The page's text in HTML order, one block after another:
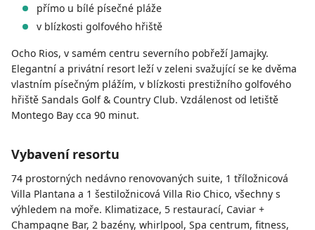
přímo u bílé písečné pláže
v blízkosti golfového hřiště
Ocho Rios, v samém centru severního pobřeží Jamajky.
Elegantní a privátní resort leží v zeleni svažující se ke dvěma
vlastním písečným plážím, v blízkosti prestižního golfového
hřiště Sandals Golf & Country Club. Vzdálenost od letiště
Montego Bay cca 90 minut.
Vybavení resortu
74 prostorných nedávno renovovaných suite, 1 tříložnicová
Villa Plantana a 1 šestiložnicová Villa Rio Chico, všechny s
výhledem na moře. Klimatizace, 5 restaurací, Caviar +
Champagne Bar, 2 bazény, whirlpool, Spa centrum, fitness,